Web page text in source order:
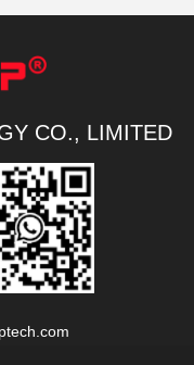
CO., LIMITED